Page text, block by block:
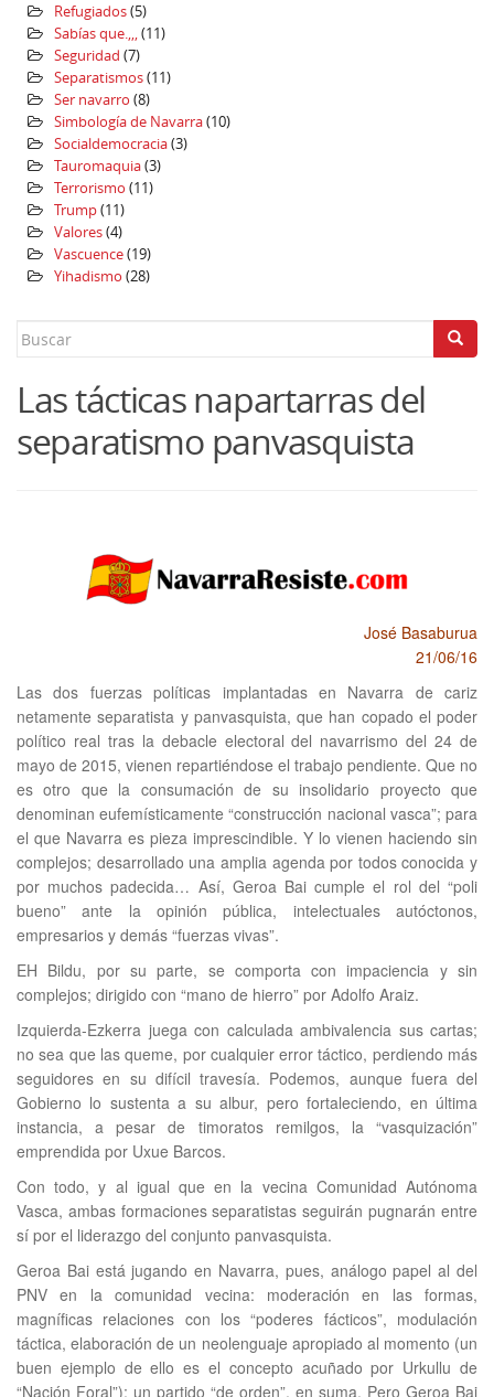
Refugiados(5)
Sabías que.,,,(11)
Seguridad (7)
Separatismos(11)
Ser navarro (8)
Simbología de Navarra(10)
Socialdemocracia(3)
Tauromaquia(3)
Terrorismo (11)
Trump(11)
Valores(4)
Vascuence(19)
Yihadismo (28)
for:
Las tácticas napartarras del
separatismo panvasquista
José Basaburua
21/06/16
Las dos fuerzas políticas implantadas en Navarra de cariz
netamente separatista y panvasquista, que han copado el poder
político real tras la debacle electoral del navarrismo del 24 de
mayo de 2015, vienen repartiéndose el trabajo pendiente. Que no
es otro que la consumación de su insolidario proyecto que
denominan eufemísticamente “construcción nacional vasca”; para
el que Navarra es pieza imprescindible. Y lo vienen haciendo sin
complejos; desarrollado una amplia agenda por todos conocida y
por muchos padecida… Así, Geroa Bai cumple el rol del “poli
bueno” ante la opinión pública, intelectuales autóctonos,
empresarios y demás “fuerzas vivas”.
EH Bildu, por su parte, se comporta con impaciencia y sin
complejos; dirigido con “mano de hierro” por Adolfo Araiz.
Izquierda-Ezkerra juega con calculada ambivalencia sus cartas;
no sea que las queme, por cualquier error táctico, perdiendo más
seguidores en su difícil travesía. Podemos, aunque fuera del
Gobierno lo sustenta a su albur, pero fortaleciendo, en última
instancia, a pesar de timoratos remilgos, la “vasquización”
emprendida por Uxue Barcos.
Con todo, y al igual que en la vecina Comunidad Autónoma
Vasca, ambas formaciones separatistas seguirán pugnarán entre
sí por el liderazgo del conjunto panvasquista.
Geroa Bai está jugando en Navarra, pues, análogo papel al del
PNV en la comunidad vecina: moderación en las formas,
magníficas relaciones con los “poderes fácticos”, modulación
táctica, elaboración de un neolenguaje apropiado al momento (un
buen ejemplo de ello es el concepto acuñado por Urkullu de
“Nación Foral”); un partido “de orden”, en suma. Pero Geroa Bai